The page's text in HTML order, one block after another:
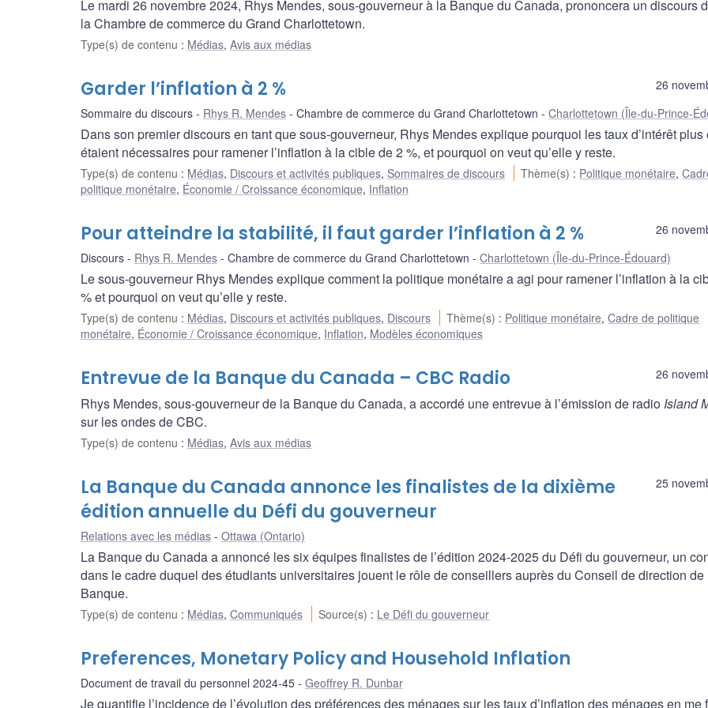
Le mardi 26 novembre 2024, Rhys Mendes, sous-gouverneur à la Banque du Canada, prononcera un discours
la Chambre de commerce du Grand Charlottetown.
Type(s) de contenu : Médias, Avis aux médias
26
Garder l’inflation à 2 %
Sommaire du discours Rhys R. Mendes Chambre de commerce du Grand Charlottetown Charlottetown (Île-du-Prince-
Dans son premier discours en tant que sous-gouverneur, Rhys Mendes explique pourquoi les taux d’intérêt plus
étaient nécessaires pour ramener l’inflation à la cible de 2 %, et pourquoi on veut qu’elle y reste.
Type(s) de contenu : Médias, Discours et activités publiques, Sommaires de discours Thème(s) : Politique monétaire,
politique monétaire, Économie / Croissance économique, Inflation
26
Pour atteindre la stabilité, il faut garder l’inflation à 2 %
Discours Rhys R. Mendes Chambre de commerce du Grand Charlottetown Charlottetown (Île-du-Prince-Édouard)
Le sous-gouverneur Rhys Mendes explique comment la politique monétaire a agi pour ramener l’inflation à la
% et pourquoi on veut qu’elle y reste.
Type(s) de contenu : Médias, Discours et activités publiques, Discours Thème(s) : Politique monétaire,Cadre de politique
monétaire, Économie / Croissance économique, Inflation, Modèles économiques
26
Entrevue de la Banque du Canada – CBC Radio
Rhys Mendes, sous-gouverneur de la Banque du Canada, a accordé une entrevue à l’émission de radio Island
sur les ondes de CBC.
Type(s) de contenu : Médias, Avis aux médias
25
La Banque du Canada annonce les finalistes de la dixième
édition annuelle du Défi du gouverneur
Relations avec les médias Ottawa (Ontario)
La Banque du Canada a annoncé les six équipes finalistes de l’édition 2024-2025 du Défi du gouverneur, un
dans le cadre duquel des étudiants universitaires jouent le rôle de conseillers auprès du Conseil de direction de
Banque.
Type(s) de contenu : Médias, Communiqués Source(s) : Le Défi du gouverneur
Preferences, Monetary Policy and Household Inflation
Document de travail du personnel 2024-45 Geoffrey R. Dunbar
Je quantifie l’incidence de l’évolution des préférences des ménages sur les taux d’inflation des ménages en me